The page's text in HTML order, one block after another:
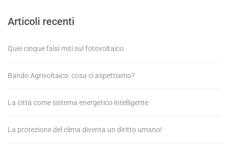
Articoli recenti
Quei cinque falsi miti sul fotovoltaico
Bando Agrivoltaico: cosa ci aspettiamo?
La città come sistema energetico intelligente
La protezione del clima diventa un diritto umano!